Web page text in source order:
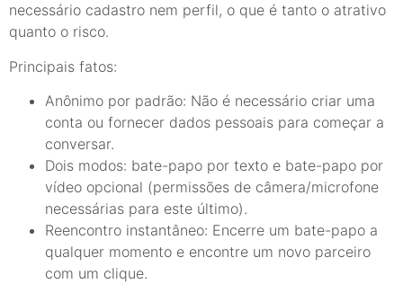
necessário cadastro nem perfil, o que é tanto o atrativo
quanto o risco.
Principais fatos:
Anônimo por padrão: Não é necessário criar uma
conta ou fornecer dados pessoais para começar a
conversar.
Dois modos: bate-papo por texto e bate-papo por
vídeo opcional (permissões de câmera/microfone
necessárias para este último).
Reencontro instantâneo: Encerre um bate-papo a
qualquer momento e encontre um novo parceiro
com um clique.